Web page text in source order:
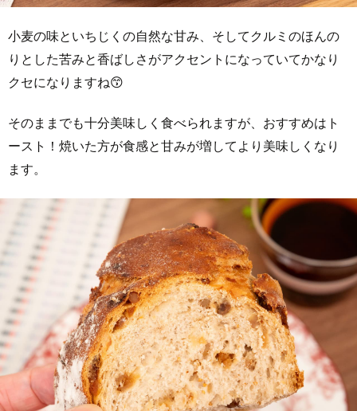
小麦の味といちじくの自然な甘み、そしてクルミのほんの
りとした苦みと香ばしさがアクセントになっていてかなり
クセになりますね😙
そのままでも十分美味しく食べられますが、おすすめはト
ースト！焼いた方が食感と甘みが増してより美味しくなり
ます。